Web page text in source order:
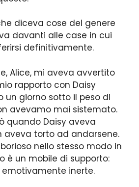
diceva cose del genere
davanti alle case in cui
definitivamente.
Alice, mi aveva avvertito
rapporto con Daisy
un giorno sotto il peso di
avevamo mai sistemato.
quando Daisy aveva
aveva torto ad andarsene.
nello stesso modo in
è un mobile di supporto:
emotivamente inerte.